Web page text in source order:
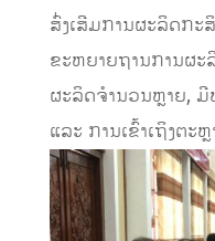
ສົ່ງເສີມການຜະລິດກະ
ຂະຫຍາຍຖານການຜ
ຜະລິດຈໍານວນຫຼາຍ, ມີ
ແລະ ການເຂົ້າເຖິງຕ